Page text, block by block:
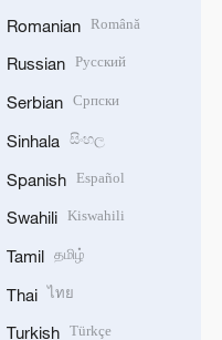
Romanian Română
Russian Русский
Serbian Српски
Sinhala සිංහල
Spanish Español
Swahili Kiswahili
Tamil தமிழ்
Thai ไทย
Turkish Türkçe